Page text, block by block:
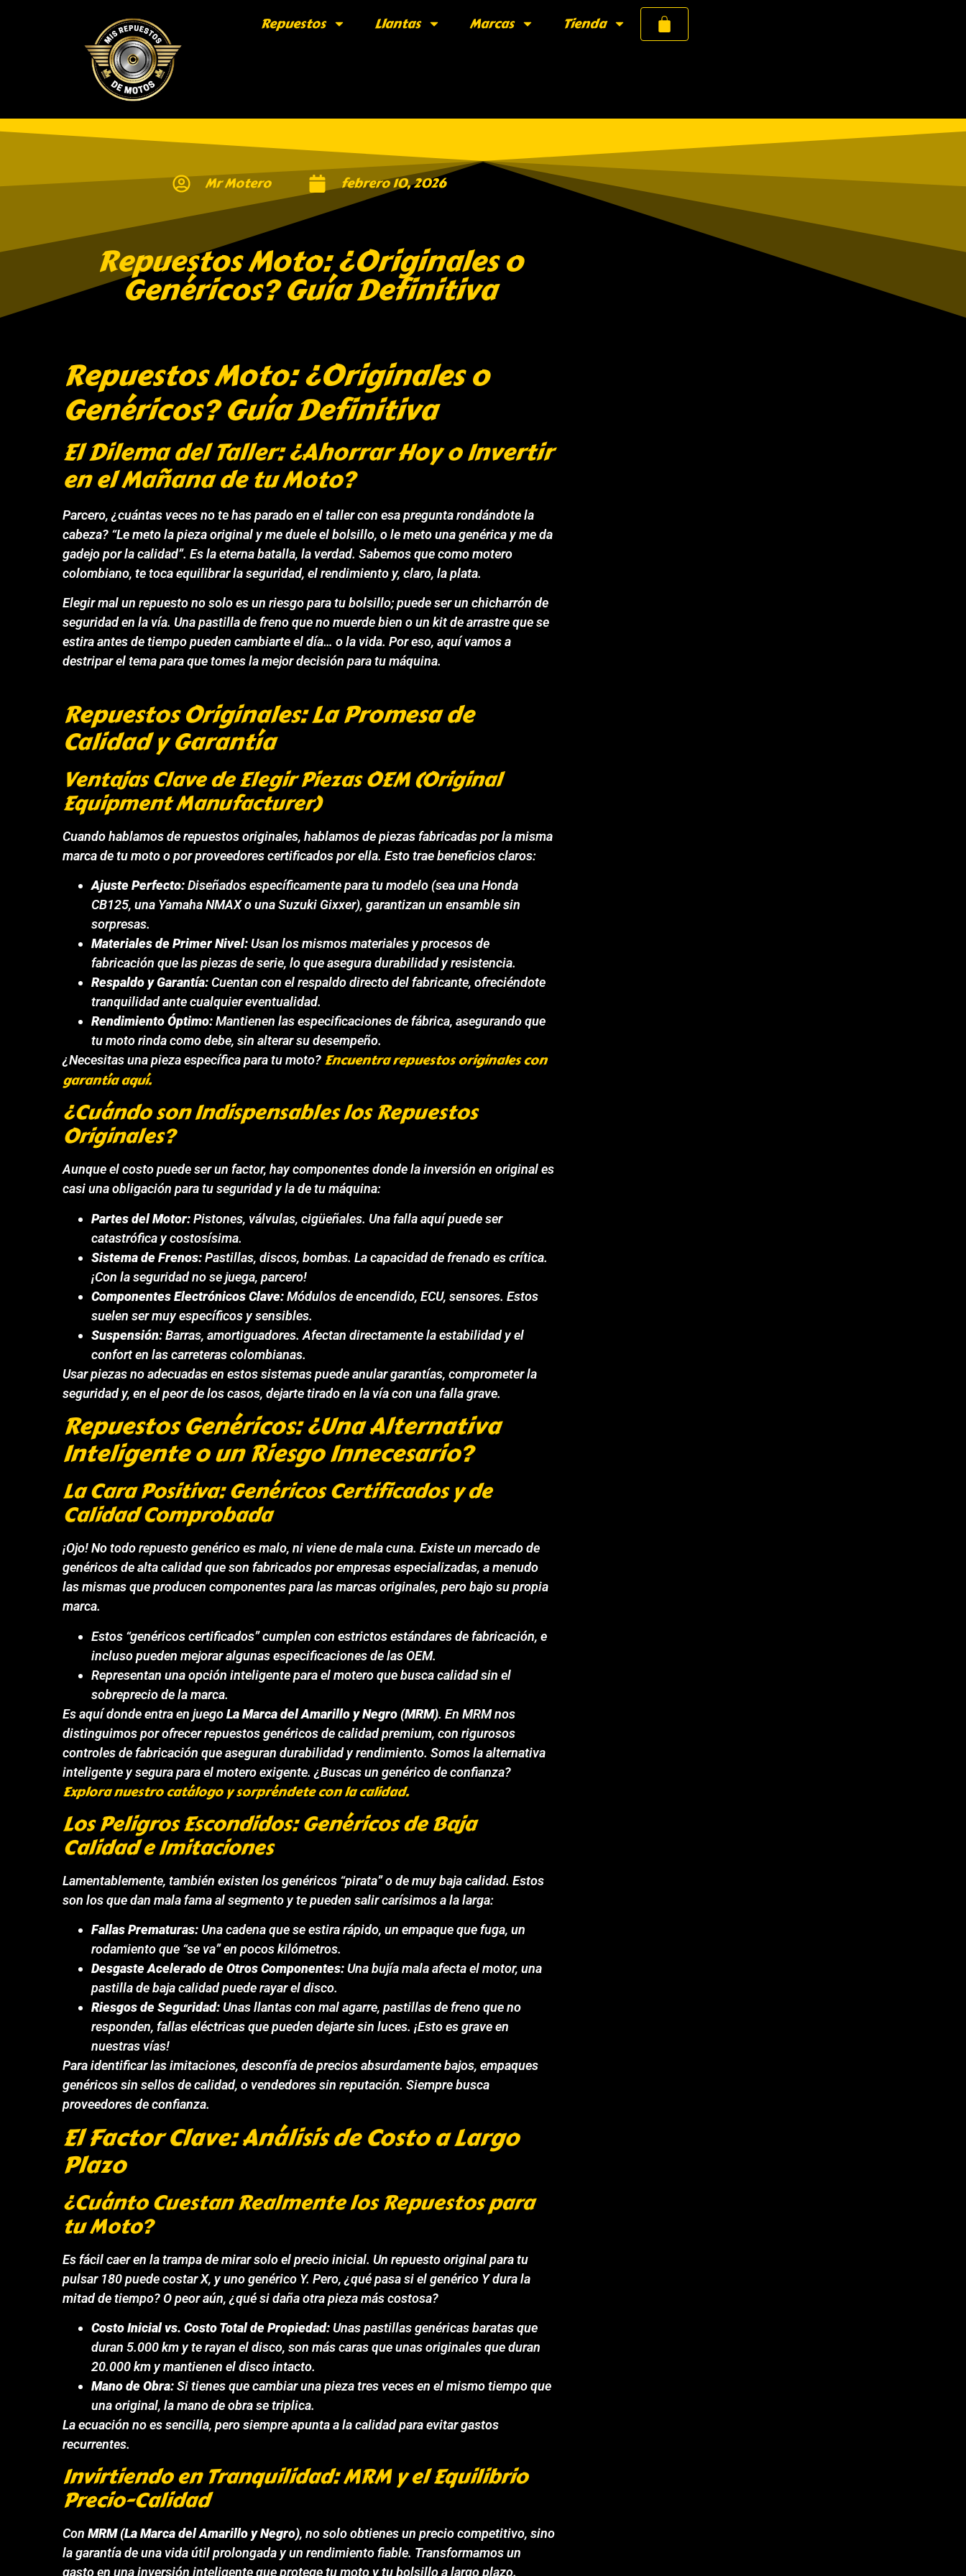
Repuestos Llantas Marcas Tienda
Mr Motero febrero 10, 2026
Repuestos Moto: ¿Originales o
Genéricos? Guía Definitiva
Repuestos Moto: ¿Originales o
Genéricos? Guía Definitiva
El Dilema del Taller: ¿Ahorrar Hoy o Invertir
en el Mañana de tu Moto?
Parcero, ¿cuántas veces no te has parado en el taller con esa pregunta rondándote la
cabeza? “Le meto la pieza original y me duele el bolsillo, o le meto una genérica y me da
gadejo por la calidad”. Es la eterna batalla, la verdad. Sabemos que como motero
colombiano, te toca equilibrar la seguridad, el rendimiento y, claro, la plata.
Elegir mal un repuesto no solo es un riesgo para tu bolsillo; puede ser un chicharrón de
seguridad en la vía. Una pastilla de freno que no muerde bien o un kit de arrastre que se
estira antes de tiempo pueden cambiarte el día… o la vida. Por eso, aquí vamos a
destripar el tema para que tomes la mejor decisión para tu máquina.
Repuestos Originales: La Promesa de
Calidad y Garantía
Ventajas Clave de Elegir Piezas OEM (Original
Equipment Manufacturer)
Cuando hablamos de repuestos originales, hablamos de piezas fabricadas por la misma
marca de tu moto o por proveedores certificados por ella. Esto trae beneficios claros:
Ajuste Perfecto:Diseñados específicamente para tu modelo (sea una Honda
CB125, una Yamaha NMAX o una Suzuki Gixxer), garantizan un ensamble sin
sorpresas.
Materiales de Primer Nivel:Usan los mismos materiales y procesos de
fabricación que las piezas de serie, lo que asegura durabilidad y resistencia.
Respaldo y Garantía:Cuentan con el respaldo directo del fabricante, ofreciéndote
tranquilidad ante cualquier eventualidad.
Rendimiento Óptimo:Mantienen las especificaciones de fábrica, asegurando que
tu moto rinda como debe, sin alterar su desempeño.
¿Necesitas una pieza específica para tu moto? Encuentra repuestos originales con
garantía aquí.
¿Cuándo son Indispensables los Repuestos
Originales?
Aunque el costo puede ser un factor, hay componentes donde la inversión en original es
casi una obligación para tu seguridad y la de tu máquina:
Partes del Motor:Pistones, válvulas, cigüeñales. Una falla aquí puede ser
catastrófica y costosísima.
Sistema de Frenos:Pastillas, discos, bombas. La capacidad de frenado es crítica.
¡Con la seguridad no se juega, parcero!
Componentes Electrónicos Clave:Módulos de encendido, ECU, sensores. Estos
suelen ser muy específicos y sensibles.
Suspensión:Barras, amortiguadores. Afectan directamente la estabilidad y el
confort en las carreteras colombianas.
Usar piezas no adecuadas en estos sistemas puede anular garantías, comprometer la
seguridad y, en el peor de los casos, dejarte tirado en la vía con una falla grave.
Repuestos Genéricos: ¿Una Alternativa
Inteligente o un Riesgo Innecesario?
La Cara Positiva: Genéricos Certificados y de
Calidad Comprobada
¡Ojo! No todo repuesto genérico es malo, ni viene de mala cuna. Existe un mercado de
genéricos de alta calidad que son fabricados por empresas especializadas, a menudo
las mismas que producen componentes para las marcas originales, pero bajo su propia
marca.
Estos “genéricos certificados” cumplen con estrictos estándares de fabricación, e
incluso pueden mejorar algunas especificaciones de las OEM.
Representan una opción inteligente para el motero que busca calidad sin el
sobreprecio de la marca.
Es aquí donde entra en juegoLa Marca del Amarillo y Negro (MRM). En MRM nos
distinguimos por ofrecer repuestos genéricos de calidad premium, con rigurosos
controles de fabricación que aseguran durabilidad y rendimiento. Somos la alternativa
inteligente y segura para el motero exigente. ¿Buscas un genérico de confianza?
Explora nuestro catálogo y sorpréndete con la calidad.
Los Peligros Escondidos: Genéricos de Baja
Calidad e Imitaciones
Lamentablemente, también existen los genéricos “pirata” o de muy baja calidad. Estos
son los que dan mala fama al segmento y te pueden salir carísimos a la larga:
Fallas Prematuras:Una cadena que se estira rápido, un empaque que fuga, un
rodamiento que “se va” en pocos kilómetros.
Desgaste Acelerado de Otros Componentes:Una bujía mala afecta el motor, una
pastilla de baja calidad puede rayar el disco.
Riesgos de Seguridad:Unas llantas con mal agarre, pastillas de freno que no
responden, fallas eléctricas que pueden dejarte sin luces. ¡Esto es grave en
nuestras vías!
Para identificar las imitaciones, desconfía de precios absurdamente bajos, empaques
genéricos sin sellos de calidad, o vendedores sin reputación. Siempre busca
proveedores de confianza.
El Factor Clave: Análisis de Costo a Largo
Plazo
¿Cuánto Cuestan Realmente los Repuestos para
tu Moto?
Es fácil caer en la trampa de mirar solo el precio inicial. Un repuesto original para tu
pulsar 180 puede costar X, y uno genérico Y. Pero, ¿qué pasa si el genérico Y dura la
mitad de tiempo? O peor aún, ¿qué si daña otra pieza más costosa?
Costo Inicial vs. Costo Total de Propiedad:Unas pastillas genéricas baratas que
duran 5.000 km y te rayan el disco, son más caras que unas originales que duran
20.000 km y mantienen el disco intacto.
Mano de Obra:Si tienes que cambiar una pieza tres veces en el mismo tiempo que
una original, la mano de obra se triplica.
La ecuación no es sencilla, pero siempre apunta a la calidad para evitar gastos
recurrentes.
Invirtiendo en Tranquilidad: MRM y el Equilibrio
Precio-Calidad
ConMRM (La Marca del Amarillo y Negro), no solo obtienes un precio competitivo, sino
la garantía de una vida útil prolongada y un rendimiento fiable. Transformamos un
gasto en una inversión inteligente que protege tu moto y tu bolsillo a largo plazo.